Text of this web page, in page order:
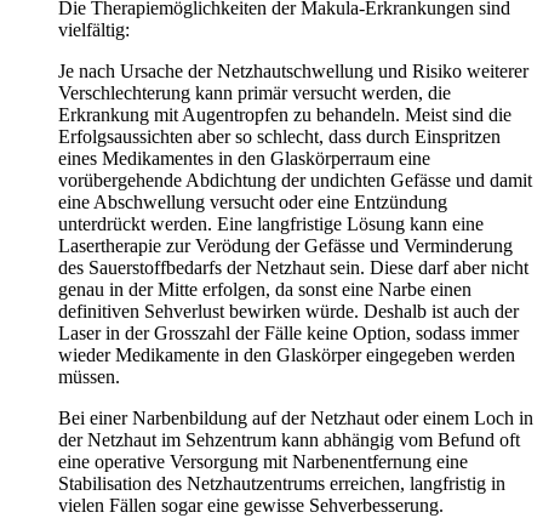
Die Therapiemöglichkeiten der Makula-Erkrankungen sind
vielfältig:
Je nach Ursache der Netzhautschwellung und Risiko weiterer
Verschlechterung kann primär versucht werden, die
Erkrankung mit Augentropfen zu behandeln. Meist sind die
Erfolgsaussichten aber so schlecht, dass durch Einspritzen
eines Medikamentes in den Glaskörperraum eine
vorübergehende Abdichtung der undichten Gefässe und damit
eine Abschwellung versucht oder eine Entzündung
unterdrückt werden. Eine langfristige Lösung kann eine
Lasertherapie zur Verödung der Gefässe und Verminderung
des Sauerstoffbedarfs der Netzhaut sein. Diese darf aber nicht
genau in der Mitte erfolgen, da sonst eine Narbe einen
definitiven Sehverlust bewirken würde. Deshalb ist auch der
Laser in der Grosszahl der Fälle keine Option, sodass immer
wieder Medikamente in den Glaskörper eingegeben werden
müssen.
Bei einer Narbenbildung auf der Netzhaut oder einem Loch in
der Netzhaut im Sehzentrum kann abhängig vom Befund oft
eine operative Versorgung mit Narbenentfernung eine
Stabilisation des Netzhautzentrums erreichen, langfristig in
vielen Fällen sogar eine gewisse Sehverbesserung.